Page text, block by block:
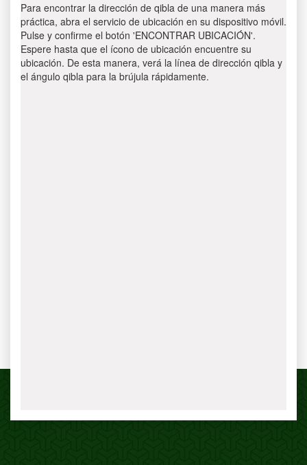
Para encontrar la dirección de qibla de una manera más
práctica, abra el servicio de ubicación en su dispositivo móvil.
Pulse y confirme el botón 'ENCONTRAR UBICACIÓN'.
Espere hasta que el ícono de ubicación encuentre su
ubicación. De esta manera, verá la línea de dirección qibla y
el ángulo qibla para la brújula rápidamente.